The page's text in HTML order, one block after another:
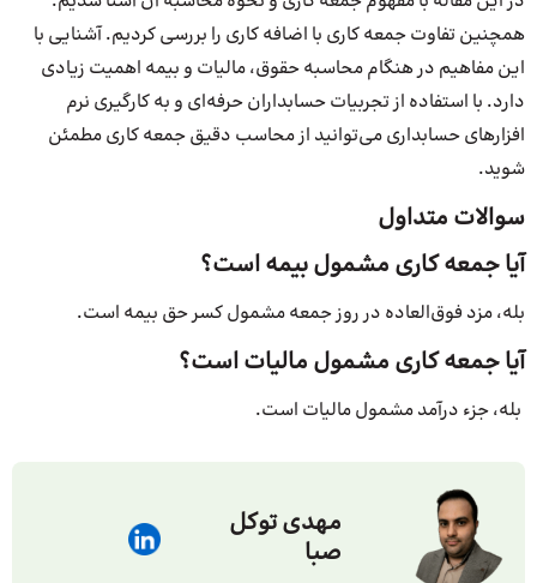
همچنین تفاوت جمعه کاری با اضافه کاری را بررسی کردیم. آشنایی با
این مفاهیم در هنگام محاسبه حقوق، مالیات و بیمه اهمیت زیادی
دارد. با استفاده از تجربیات حسابداران حرفه‌ای و به کارگیری نرم
افزارهای حسابداری می‌توانید از محاسب دقیق جمعه کاری مطمئن
شوید.
سوالات متداول
آیا جمعه کاری مشمول بیمه است؟
بله، مزد فوق‌العاده در روز جمعه مشمول کسر حق بیمه است.
آیا جمعه کاری مشمول مالیات است؟
بله، جزء درآمد مشمول مالیات است.
مهدی توکل
صبا